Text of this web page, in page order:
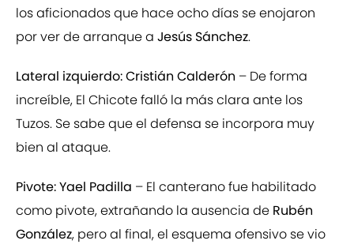
los aficionados que hace ocho días se enojaron
por ver de arranque a Jesús Sánchez.
Lateral izquierdo: Cristián Calderón – De forma
increíble, El Chicote falló la más clara ante los
Tuzos. Se sabe que el defensa se incorpora muy
bien al ataque.
Pivote: Yael Padilla – El canterano fue habilitado
como pivote, extrañando la ausencia de Rubén
González, pero al final, el esquema ofensivo se vio